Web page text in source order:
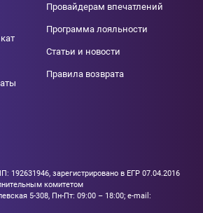
Провайдерам впечатлений
Программа лояльности
Статьи и новости
Правила возврата
192631946, зарегистрировано в ЕГР 07.04.2016
комитетом
5-308, Пн-Пт: 09:00 – 18:00; e-mail: